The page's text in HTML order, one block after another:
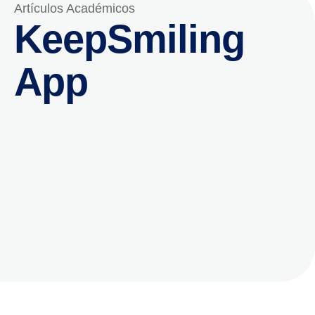
Artículos Académicos
KeepSmiling
App